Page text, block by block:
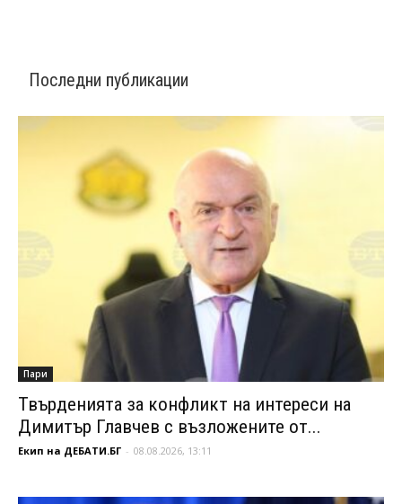
Последни публикации
Пари
Твърденията за конфликт на интереси на
Димитър Главчев с възложените от...
Екип на ДЕБАТИ.БГ - 08.08.2026, 13:11